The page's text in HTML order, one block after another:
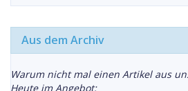
Aus dem Archiv
Warum nicht mal einen Artikel aus
Heute im Angebot: